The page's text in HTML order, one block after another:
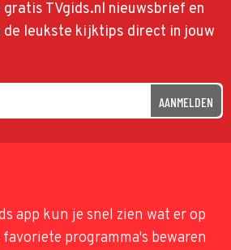
TVgids.nl nieuwsbrief en
de leukste kijktips direct in jouw
AANMELDEN
app kun je snel zien wat er op
programma's bewaren